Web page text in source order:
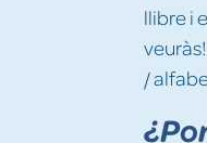
llibre i
/